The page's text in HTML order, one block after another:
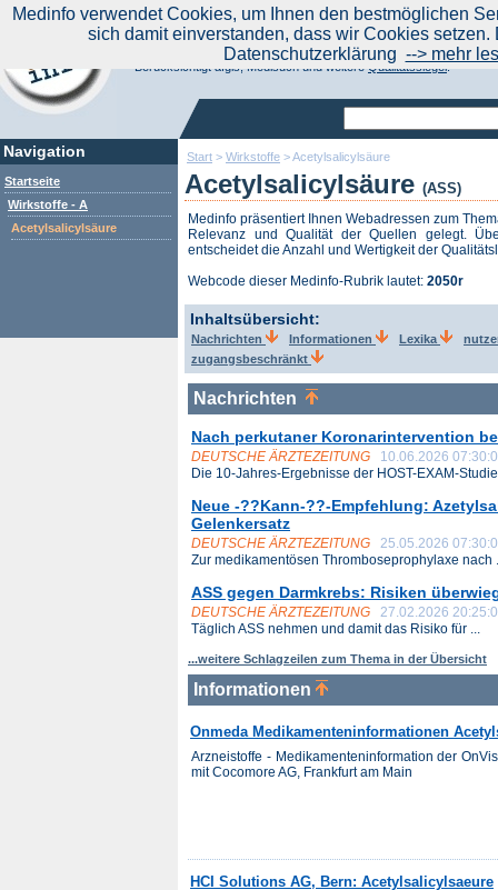
Start > Wirkstoffe >Acetylsalicylsäure
Acetylsalicylsäure (ASS)
Medinfo präsentiert Ihnen Webadressen zum
Relevanz und Qualität der Quellen gelegt.
entscheidet die Anzahl und Wertigkeit der
Webcode dieser Medinfo-Rubrik lautet: 2050r
Inhaltsübersicht:
Nachrichten Informationen Lexika
zugangsbeschränkt
Nachrichten
Nach perkutaner Koronarintervention
DEUTSCHE ÄRZTEZEITUNG
10.06.2026
Die 10-Jahres-Ergebnisse der HOST-EXAM-
Neue -??Kann-??-Empfehlung:
Gelenkersatz
DEUTSCHE ÄRZTEZEITUNG
25.05.2026
Zur medikamentösen Thromboseprophylaxe nach
ASS gegen Darmkrebs: Risiken
DEUTSCHE ÄRZTEZEITUNG
27.02.2026
Täglich ASS nehmen und damit das Risiko für ...
...weitere Schlagzeilen zum Thema in der Übersicht
Informationen
Onmeda Medikamenteninformationen
Arzneistoffe - Medikamenteninformation der
mit Cocomore AG, Frankfurt am Main
HCI Solutions AG, Bern: Acetylsalicylsaeure
Navigation
Startseite
Wirkstoffe - A
Acetylsalicylsäure
Aktuelle Nachrichten|
Suchen Sie noch oder Finden Sie schon?
Medinfo.de - Meta-Portal für Gesundheitsthemen
Berücksichtigt afgis, Medisuch und weitereQualitätssiegel.
Medinfo verwendet Cookies, um Ihnen den bestmöglichen
sich damit einverstanden, dass wir Cookies
Datenschutzerklärung --> mehr